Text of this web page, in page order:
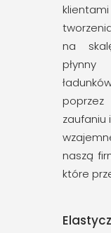
na
płynny
zaufaniu
naszą
które